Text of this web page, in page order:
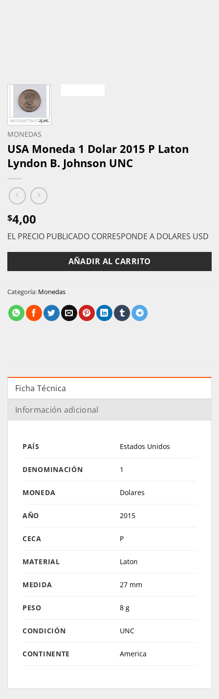
MONEDAS
USA Moneda 1 Dolar 2015 P Laton
Lyndon B. Johnson UNC
$4,00
EL PRECIO PUBLICADO CORRESPONDE A DOLARES USD
AÑADIR AL CARRITO
Categoría: Monedas
Ficha Técnica
Información adicional
PAÍS Estados Unidos
DENOMINACIÓN 1
MONEDA Dolares
AÑO 2015
CECA P
MATERIAL Laton
MEDIDA 27 mm
PESO 8 g
CONDICIÓN UNC
CONTINENTE America